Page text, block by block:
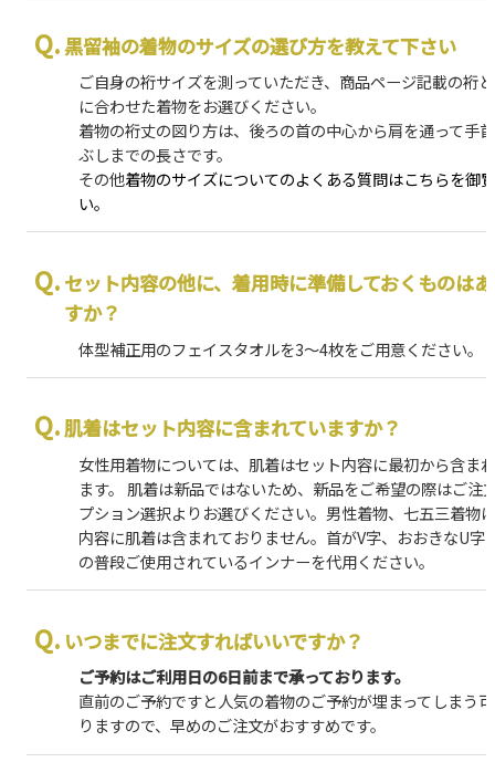
黒留袖の着物のサイズの選び方を教えて下さい
ご自身の裄サイズを測っていただき、商品ページ記載の裄
に合わせた着物をお選びください。
着物の裄丈の図り方は、後ろの首の中心から肩を通って手
ぶしまでの長さです。
その他着物のサイズについてのよくある質問はこちらを御
い。
セット内容の他に、着用時に準備しておくものは
すか？
体型補正用のフェイスタオルを3～4枚をご用意ください。
肌着はセット内容に含まれていますか？
女性用着物については、肌着はセット内容に最初から含ま
ます。 肌着は新品ではないため、新品をご希望の際はご注
プション選択よりお選びください。男性着物、七五三着物
内容に肌着は含まれておりません。首がV字、おおきなU字
の普段ご使用されているインナーを代用ください。
いつまでに注文すればいいですか？
ご予約はご利用日の6日前まで承っております。
直前のご予約ですと人気の着物のご予約が埋まってしまう
りますので、早めのご注文がおすすめです。